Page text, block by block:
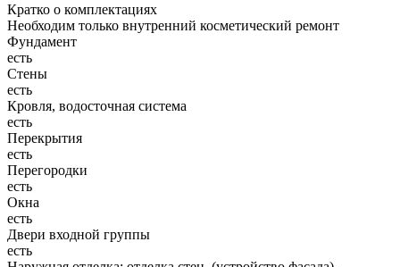
Кратко о комплектациях
Необходим только внутренний косметический ремонт
Фундамент
есть
Стены
есть
Кровля, водосточная система
есть
Перекрытия
есть
Перегородки
есть
Окна
есть
Двери входной группы
есть